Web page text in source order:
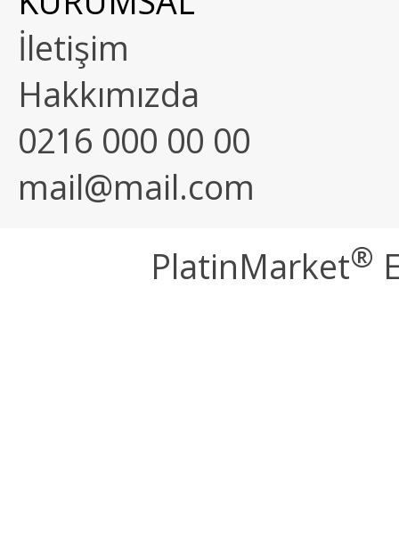
İletişim
Hakkımızda
0216 000 00 00
mail@mail.com
PlatinMarket®